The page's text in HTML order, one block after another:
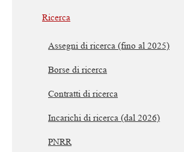
Ricerca
Assegni di ricerca (fino al 2025)
Borse di ricerca
Contratti di ricerca
Incarichi di ricerca (dal 2026)
PNRR